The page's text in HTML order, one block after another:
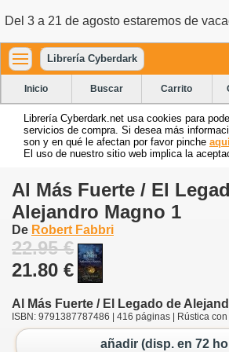
Del 3 a 21 de agosto estaremos de
Librería Cyberdark
Inicio Buscar Carrito
Librería Cyberdark.net usa cookies para
servicios de compra. Si desea más
son y en qué le afectan por favor pinche
El uso de nuestro sitio web implica la
Al Más Fuerte / El
Alejandro Magno 1
De Robert Fabbri
22.95 €
21.80 €
Al Más Fuerte / El Legado de
ISBN: 9791387787486 | 416 páginas | Rústica
añadir (disp. en 72